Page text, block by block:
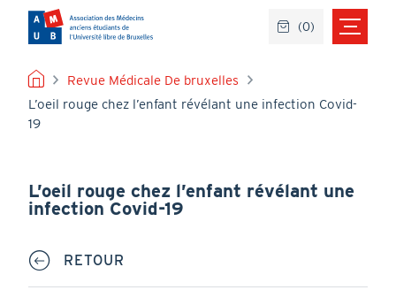
contenu
principal
FIL
D'ARIANE
Revue Médicale De bruxelles
L’oeil rouge chez l’enfant révélant une infection Covid-
19
L’oeil rouge chez l’enfant révélant une
infection Covid-19
RETOUR
(0)